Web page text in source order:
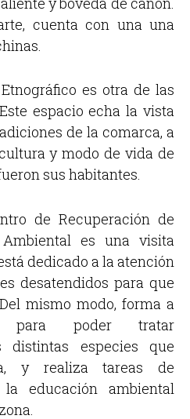
cuenta con una una
es otra de las
espacio echa la vista
de la comarca, a
y modo de vida de
sus habitantes.
de Recuperación de
es una visita
dedicado a la atención
desatendidos para que
mismo modo, forma a
para poder tratar
distintas especies que
y realiza tareas de
educación ambiental